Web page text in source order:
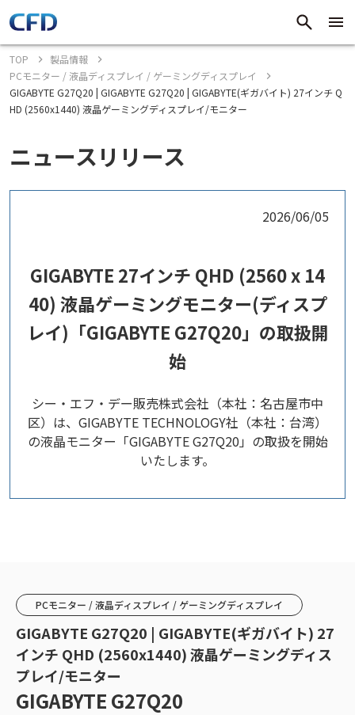
TOP
製品情報
PCモニター / 液晶ディスプレイ / ゲーミングディスプレイ
GIGABYTE G27Q20 | GIGABYTE G27Q20 | GIGABYTE(ギガバイト) 27インチ Q
HD (2560x1440) 液晶ゲーミングディスプレイ/モニター
ニュースリリース
2026/06/05
GIGABYTE 27インチ QHD (2560 x 14
40) 液晶ゲーミングモニター(ディスプ
レイ)「GIGABYTE G27Q20」の取扱開
始
シー・エフ・デー販売株式会社（本社：名古屋市中
区）は、GIGABYTE TECHNOLOGY社（本社：台湾）
の液晶モニター「GIGABYTE G27Q20」の取扱を開始
いたします。
PCモニター / 液晶ディスプレイ / ゲーミングディスプレイ
GIGABYTE G27Q20 | GIGABYTE(ギガバイト) 27
インチ QHD (2560x1440) 液晶ゲーミングディス
プレイ/モニター
GIGABYTE G27Q20